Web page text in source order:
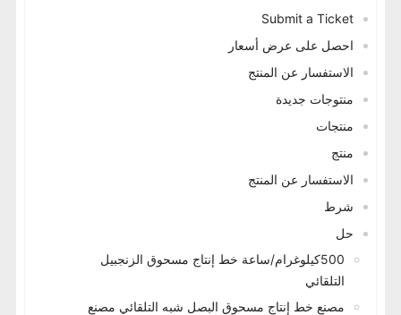
Submit a Ticket
احصل على عرض أسعار
الاستفسار عن المنتج
منتوجات جديدة
منتجات
منتج
الاستفسار عن المنتج
شرط
حل
500كيلوغرام/ساعة خط إنتاج مسحوق الزنجبيل
التلقائي
مصنع خط إنتاج مسحوق البصل شبه التلقائي مصنع